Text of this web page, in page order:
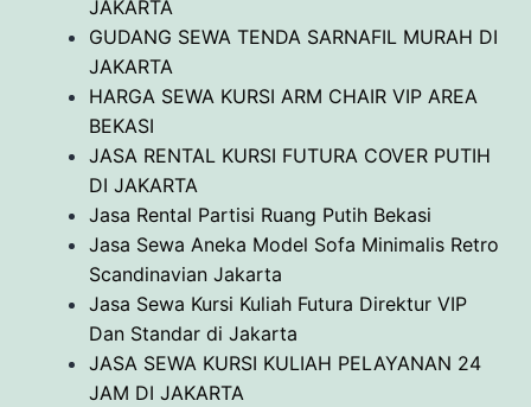
JAKARTA
GUDANG SEWA TENDA SARNAFIL MURAH DI
JAKARTA
HARGA SEWA KURSI ARM CHAIR VIP AREA
BEKASI
JASA RENTAL KURSI FUTURA COVER PUTIH
DI JAKARTA
Jasa Rental Partisi Ruang Putih Bekasi
Jasa Sewa Aneka Model Sofa Minimalis Retro
Scandinavian Jakarta
Jasa Sewa Kursi Kuliah Futura Direktur VIP
Dan Standar di Jakarta
JASA SEWA KURSI KULIAH PELAYANAN 24
JAM DI JAKARTA